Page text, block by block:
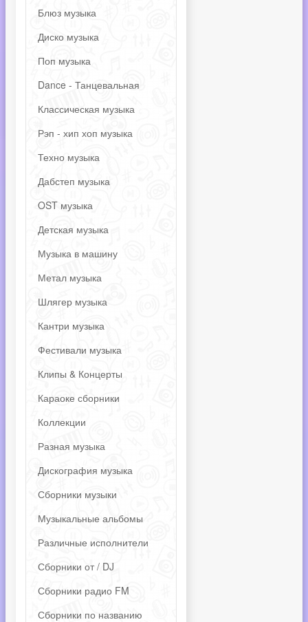
Блюз музыка
Диско музыка
Поп музыка
Dance - Танцевальная
Классическая музыка
Рэп - хип хоп музыка
Техно музыка
Дабстеп музыка
OST музыка
Детская музыка
Музыка в машину
Метал музыка
Шлягер музыка
Кантри музыка
Фестивали музыка
Клипы & Концерты
Караоке сборники
Коллекции
Разная музыка
Дискография музыка
Сборники музыки
Музыкальные альбомы
Различные исполнители
Сборники от / DJ
Сборники радио FM
Сборники по названию